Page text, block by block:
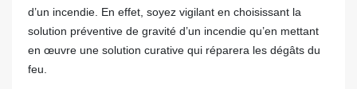
d’un incendie. En effet, soyez vigilant en choisissant la
solution préventive de gravité d’un incendie qu’en mettant
en œuvre une solution curative qui réparera les dégâts du
feu.